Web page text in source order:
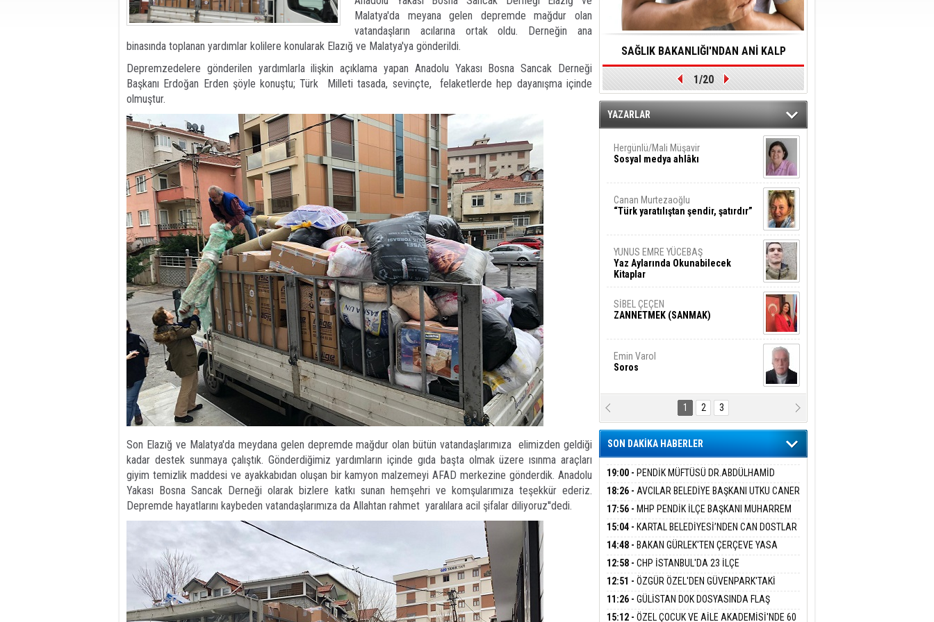
Malatya'da meyana gelen depremde mağdur olan
vatandaşların acılarına ortak oldu. Derneğin ana
binasında toplanan yardımlar kolilere konularak Elazığ ve Malatya'ya gönderildi.
Depremzedelere gönderilen yardımlarla ilişkin açıklama yapan Anadolu Yakası Bosna Sancak Derneği
Başkanı Erdoğan Erden şöyle konuştu; Türk Milleti tasada, sevinçte, felaketlerde hep dayanışma içinde
olmuştur.
Son Elazığ ve Malatya'da meydana gelen depremde mağdur olan bütün vatandaşlarımıza elimizden geldiği
kadar destek sunmaya çalıştık. Gönderdiğimiz yardımların içinde gıda başta olmak üzere ısınma araçları
giyim temizlik maddesi ve ayakkabıdan oluşan bir kamyon malzemeyi AFAD merkezine gönderdik. Anadolu
Yakası Bosna Sancak Derneği olarak bizlere katkı sunan hemşehri ve komşularımıza teşekkür ederiz.
Depremde hayatlarını kaybeden vatandaşlarımıza da Allahtan rahmet yaralılara acil şifalar diliyoruz''dedi.
SAĞLIK BAKANLIĞI'NDAN ANİ KALP
DURMALARINA HIZLI MÜDAHALE
EDİLMESİNE YÖNELİK ÖNLENMESİ İÇİN
ÖNEMLİ ADIM
1/20
YAZARLAR
Hergünlü/Mali Müşavir
Sosyal medya ahlâkı
Canan Murtezaoğlu
“Türk yaratılıştan şendir, şatırdır”
YUNUS EMRE YÜCEBAŞ
Yaz Aylarında Okunabilecek
Kitaplar
SİBEL ÇEÇEN
ZANNETMEK (SANMAK)
Emin Varol
Soros
Karanlık DNA Kuşaklararası
Şiddetin Biyolojik Faturası
Şiyar Adıyaman
Ben Bu Sahaya Sığmazam
Hasan Ali Çölük
Bir Satırın İçindeki İnsan
Ezgi Kılıç
SİVAS: ATEŞE ATILAN VİCDAN
BARIŞ BAŞARSLAN
1 2 3
SON DAKİKA HABERLER
19:00 - PENDİK MÜFTÜSÜ DR.ABDÜLHAMİD
PEHLİVAN BASIN MENSUPLARINI AĞIRLADI
18:26 - AVCILAR BELEDİYE BAŞKANI UTKU CANER
ÇANKAYA HAKKINDA TAHLİYE KARARI
17:56 - MHP PENDİK İLÇE BAŞKANI MUHARREM
KIR KARTAL ORDULULAR DERNEĞİ HEYETİNİ
AĞIRLADI
15:04 - KARTAL BELEDİYESİ’NDEN CAN DOSTLAR
İÇİN DEV YATIRIM!
14:48 - BAKAN GÜRLEK'TEN ÇERÇEVE YASA
AÇIKLAMASI:''KIRMIZI ÇİZGİMİZ ŞEHİT AİLELERİ
VE GAZİLERİMİZİN HASSASİYETİDİR''
12:58 - CHP İSTANBUL'DA 23 İLÇE
BAŞKANLIĞI'NDA ATAMALAR GERÇEKLEŞTİ
12:51 - ÖZGÜR ÖZEL'DEN GÜVENPARK'TAKİ
GAZİLERE DESTEK:''SONUÇ ALANA KADAR
ARKANIZDAYIZ''
11:26 - GÜLİSTAN DOK DOSYASINDA FLAŞ
GELİŞME: 2 DALGIÇ DELİL KARARTMA
15:12 - ÖZEL ÇOCUK VE AİLE AKADEMİSİ'NDE 60